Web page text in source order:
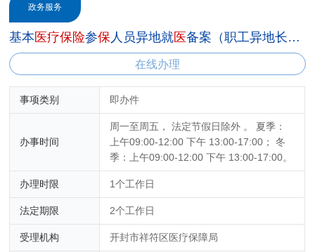
政务服务
基本医疗保险参保 人员异地就医备案（职工异地长期居住人员）
在线办理
事项类别 即办件
办事时间
周一至周五， 法定节假日除外 。 夏季：
上午09:00-12:00 下午 13:00-17:00； 冬
季：上午09:00-12:00 下午 13:00-17:00。
办理时限 1个工作日
法定期限 2个工作日
受理机构 开封市祥符区医疗保障局